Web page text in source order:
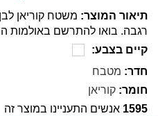
תיאור המוצר: משטח קוריאן
רגבה. בואו להתרשם באולמות
קיים בצבע:
חדר: מטבח
חומר: קוריאן
1595 אנשים התעניינו במוצר זה